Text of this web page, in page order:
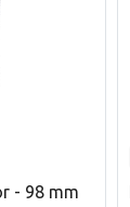
- 98 mm